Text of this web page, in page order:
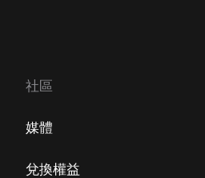
社區
媒體
兌換權益